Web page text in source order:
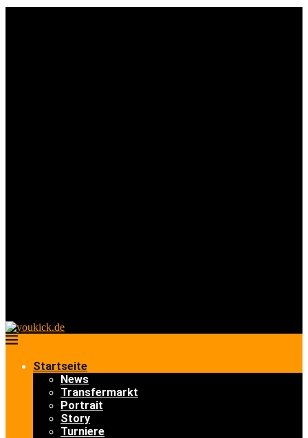
Startseite
News
Transfermarkt
Portrait
Story
Turniere